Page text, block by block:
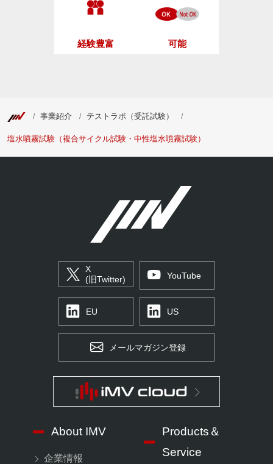
経験豊富 可能
事業紹介 テストラボ（受託試験）
塩水噴霧試験（複合サイクル試験・中性塩水噴霧試験）
X
(旧Twitter)
YouTube
EU US
メールマガジン登録
About IMV
企業情報
Products＆
Service